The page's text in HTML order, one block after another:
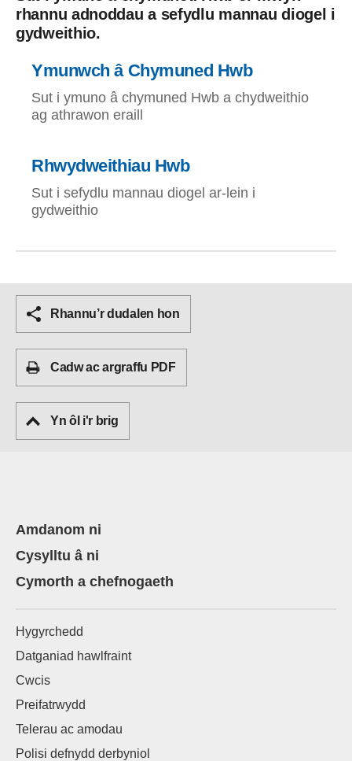
rhannu adnoddau a sefydlu mannau diogel i
gydweithio.
Ymunwch â Chymuned Hwb
Sut i ymuno â chymuned Hwb a chydweithio
ag athrawon eraill
Rhwydweithiau Hwb
Sut i sefydlu mannau diogel ar-lein i
gydweithio
Rhannu’r dudalen hon
Cadw ac argraffu PDF
Yn ôl i'r brig
Amdanom ni
Cysylltu â ni
Cymorth a chefnogaeth
Hygyrchedd
Datganiad hawlfraint
Cwcis
Preifatrwydd
Telerau ac amodau
Polisi defnydd derbyniol